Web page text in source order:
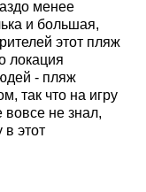
менее
и большая,
этот пляж
локация
- пляж
так что на игру
вовсе не знал,
в этот